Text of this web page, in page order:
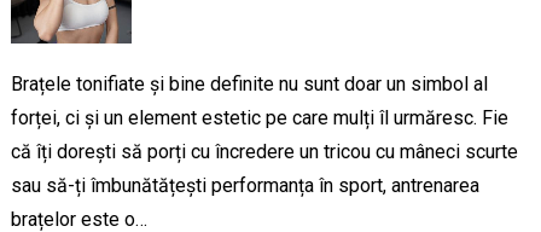
Brațele tonifiate și bine definite nu sunt doar un simbol al
forței, ci și un element estetic pe care mulți îl urmăresc. Fie
că îți dorești să porți cu încredere un tricou cu mâneci scurte
sau să-ți îmbunătățești performanța în sport, antrenarea
brațelor este o…